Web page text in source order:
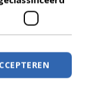
4SO